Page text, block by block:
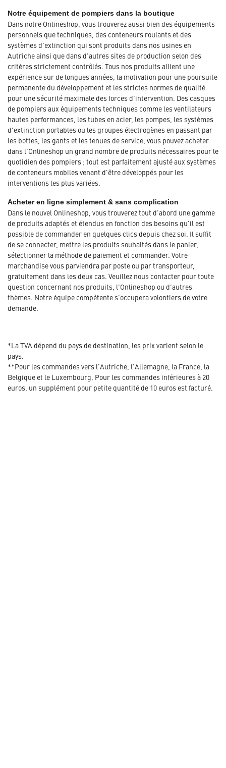
Notre équipement de pompiers dans la boutique
Dans notre Onlineshop, vous trouverez aussi bien des équipements
personnels que techniques, des conteneurs roulants et des
systèmes d'extinction qui sont produits dans nos usines en
Autriche ainsi que dans d'autres sites de production selon des
critères strictement contrôlés. Tous nos produits allient une
expérience sur de longues années, la motivation pour une poursuite
permanente du développement et les strictes normes de qualité
pour une sécurité maximale des forces d'intervention. Des casques
de pompiers aux équipements techniques comme les ventilateurs
hautes performances, les tubes en acier, les pompes, les systèmes
d'extinction portables ou les groupes électrogènes en passant par
les bottes, les gants et les tenues de service, vous pouvez acheter
dans l'Onlineshop un grand nombre de produits nécessaires pour le
quotidien des pompiers ; tout est parfaitement ajusté aux systèmes
de conteneurs mobiles venant d'être développés pour les
interventions les plus variées.
Acheter en ligne simplement & sans complication
Dans le nouvel Onlineshop, vous trouverez tout d'abord une gamme
de produits adaptés et étendus en fonction des besoins qu'il est
possible de commander en quelques clics depuis chez soi. Il suffit
de se connecter, mettre les produits souhaités dans le panier,
sélectionner la méthode de paiement et commander. Votre
marchandise vous parviendra par poste ou par transporteur,
gratuitement dans les deux cas. Veuillez nous contacter pour toute
question concernant nos produits, l'Onlineshop ou d'autres
thèmes. Notre équipe compétente s'occupera volontiers de votre
demande.
*La TVA dépend du pays de destination, les prix varient selon le
pays.
**Pour les commandes vers l'Autriche, l'Allemagne, la France, la
Belgique et le Luxembourg. Pour les commandes inférieures à 20
euros, un supplément pour petite quantité de 10 euros est facturé.